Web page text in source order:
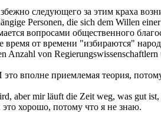
следующего за этим краха
Personen, die sich dem Willen
вопросами общественного
от времени "избираются"
Anzahl von Regierungswissenschaftlern
это вполне приемлемая теория,
aber mir läuft die Zeit weg, was gut
это хорошо, потому что я не знаю.